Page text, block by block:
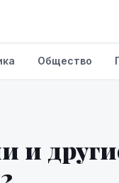
Общество
и